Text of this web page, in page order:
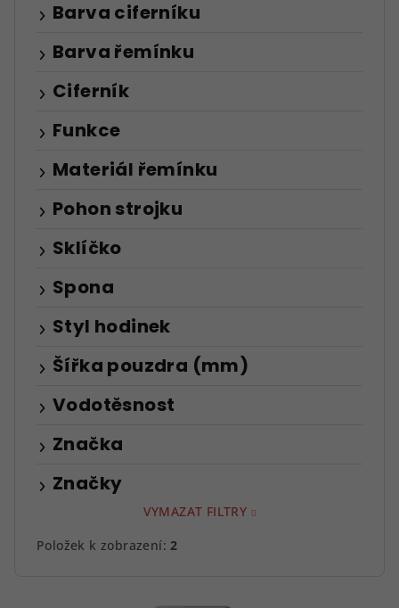
Značky
Barva ciferníku
Barva řemínku
Ciferník
Funkce
Materiál řemínku
Pohon strojku
Sklíčko
Spona
Styl hodinek
Šířka pouzdra (mm)
Vodotěsnost
Značka
VYMAZAT FILTRY
Položek k zobrazení:2